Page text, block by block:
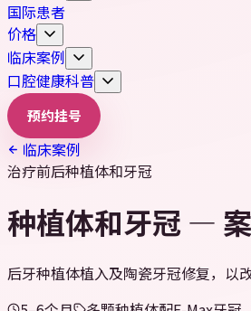
国际患者
价格
临床案例
口腔健康科普
预约挂号
临床案例
治疗前后种植体和牙冠
种植体和牙冠 —
后牙种植体植入及陶瓷牙冠修复，以